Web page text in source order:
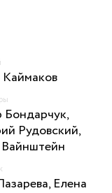
Рудовский,
Елена